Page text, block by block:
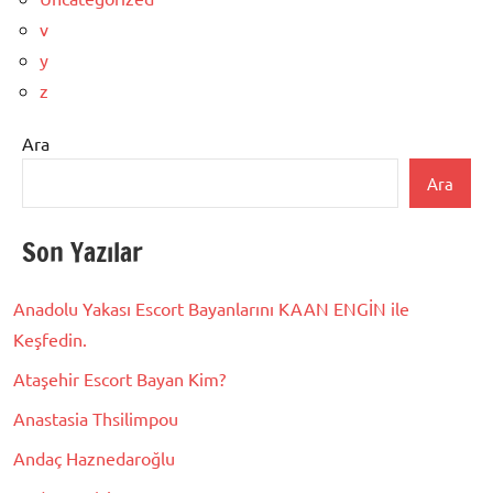
v
y
z
Ara
Ara
Son Yazılar
Anadolu Yakası Escort Bayanlarını KAAN ENGİN ile
Keşfedin.
Ataşehir Escort Bayan Kim?
Anastasia Thsilimpou
Andaç Haznedaroğlu